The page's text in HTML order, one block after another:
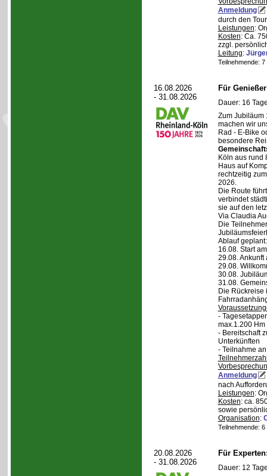
Anmeldung
durch den
Leistungen:
Kosten: Ca.
zzgl.
Leitung:
Teilnehmende:
16.08.2026
- 31.08.2026
Für
Dauer: 16
Zum Jubiläum
machen wir
Rad - E-Bike
besondere
Köln aus rund
Haus auf
rechtzeitig
2026.
Die Route
verbindet
sie auf den
Via Claudia
Die
Ablauf geplant:
16.08. Start
29.08. Ankunft
29.08.
30.08.
31.08.
Die Rückreise
-
max.1.200 Hm
- Bereitschaft
Unterkünften
- Teilnahme
Anmeldung
nach
Leistungen:
Kosten: ca.
sowie
Organisation:
Teilnehmende:
20.08.2026
- 31.08.2026
Für
Dauer: 12